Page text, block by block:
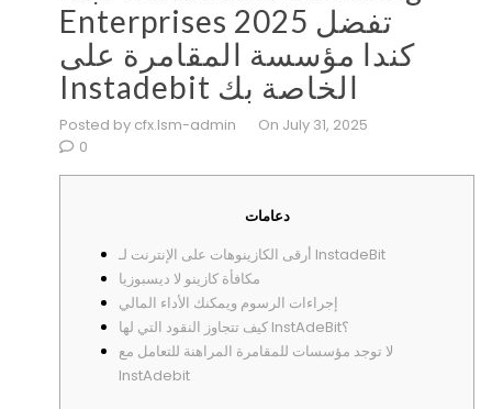
Enterprises 2025 تفضل
كندا مؤسسة المقامرة على
Instadebit الخاصة بك
Posted by cfx.lsm-admin
On July 31, 2025
0
دعامات
أرقى الكازينوهات على الإنترنت لـ InstadeBit
مكافأة كازينو لا ديسبوزيا
إجراءات الرسوم ويمكنك الأداء المالي
كيف تتجاوز النقود التي لها InstAdeBit؟
لا توجد مؤسسات للمقامرة المراهنة للتعامل مع
InstAdebit